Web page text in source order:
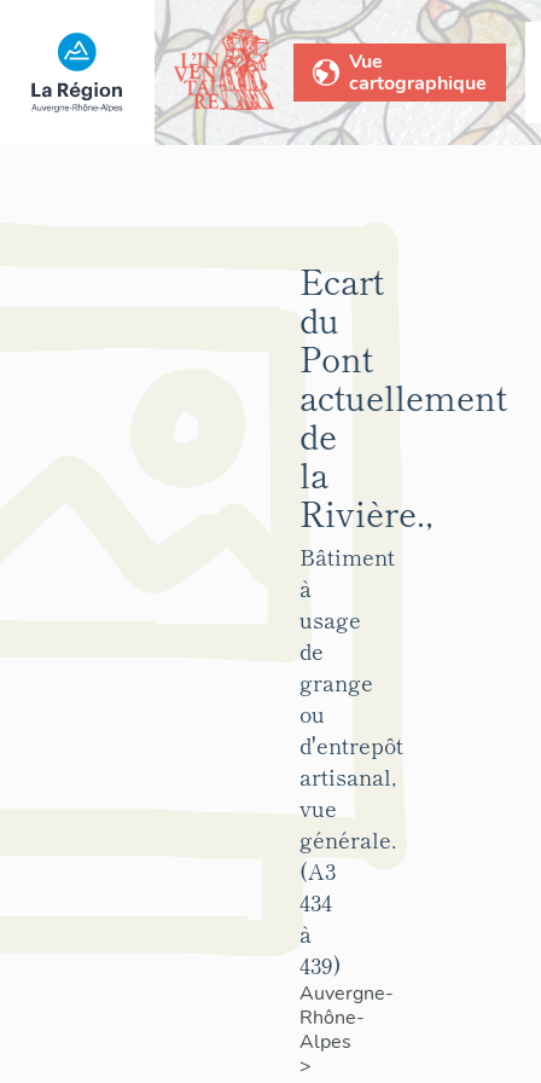
Vue
cartographique
Ecart
du
Pont
actuellement
de
la
Rivière.,
Bâtiment
à
usage
de
grange
ou
d'entrepôt
artisanal,
vue
générale.
(A3
434
à
439)
Auvergne-
Rhône-
Alpes
>